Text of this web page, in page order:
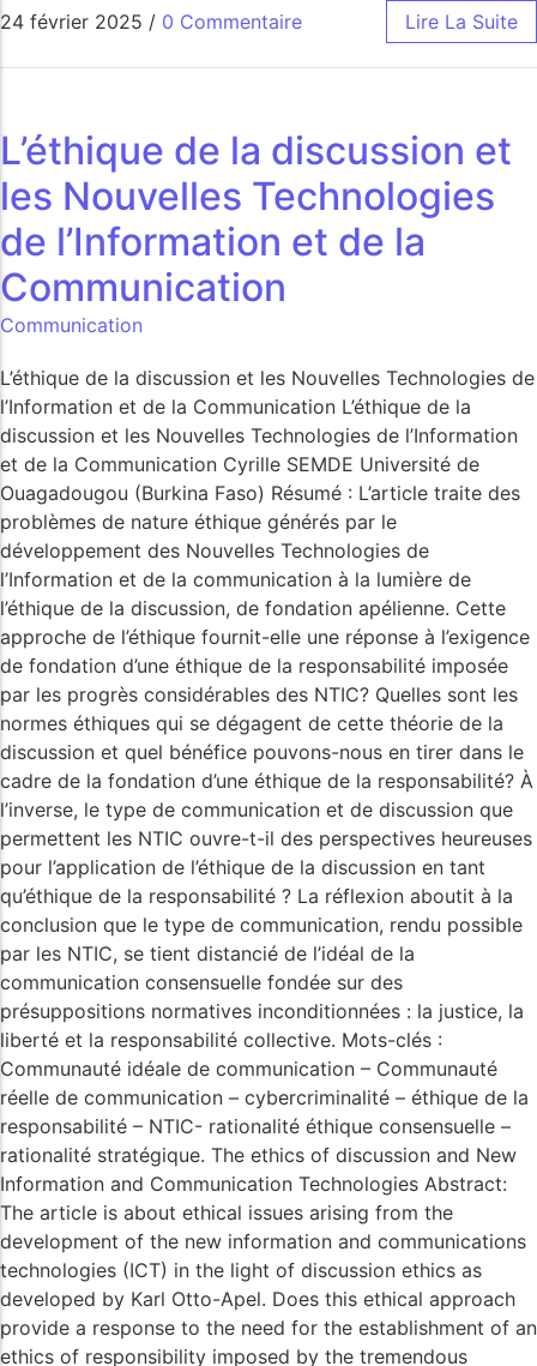
24 février 2025 / 0 Commentaire Lire La Suite
L’éthique de la discussion et
les Nouvelles Technologies
de l’Information et de la
Communication
Communication
L’éthique de la discussion et les Nouvelles Technologies de
l’Information et de la Communication L’éthique de la
discussion et les Nouvelles Technologies de l’Information
et de la Communication Cyrille SEMDE Université de
Ouagadougou (Burkina Faso) Résumé : L’article traite des
problèmes de nature éthique générés par le
développement des Nouvelles Technologies de
l’Information et de la communication à la lumière de
l’éthique de la discussion, de fondation apélienne. Cette
approche de l’éthique fournit-elle une réponse à l’exigence
de fondation d’une éthique de la responsabilité imposée
par les progrès considérables des NTIC? Quelles sont les
normes éthiques qui se dégagent de cette théorie de la
discussion et quel bénéfice pouvons-nous en tirer dans le
cadre de la fondation d’une éthique de la responsabilité? À
l’inverse, le type de communication et de discussion que
permettent les NTIC ouvre-t-il des perspectives heureuses
pour l’application de l’éthique de la discussion en tant
qu’éthique de la responsabilité ? La réflexion aboutit à la
conclusion que le type de communication, rendu possible
par les NTIC, se tient distancié de l’idéal de la
communication consensuelle fondée sur des
présuppositions normatives inconditionnées : la justice, la
liberté et la responsabilité collective. Mots-clés :
Communauté idéale de communication – Communauté
réelle de communication – cybercriminalité – éthique de la
responsabilité – NTIC- rationalité éthique consensuelle –
rationalité stratégique. The ethics of discussion and New
Information and Communication Technologies Abstract:
The article is about ethical issues arising from the
development of the new information and communications
technologies (ICT) in the light of discussion ethics as
developed by Karl Otto-Apel. Does this ethical approach
provide a response to the need for the establishment of an
ethics of responsibility imposed by the tremendous